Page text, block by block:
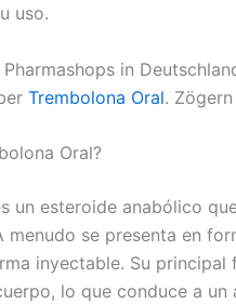
uso.
Pharmashops in
Trembolona Oral.
Oral?
un esteroide anabólico
menudo se presenta en
inyectable. Su principal
lo que conduce a